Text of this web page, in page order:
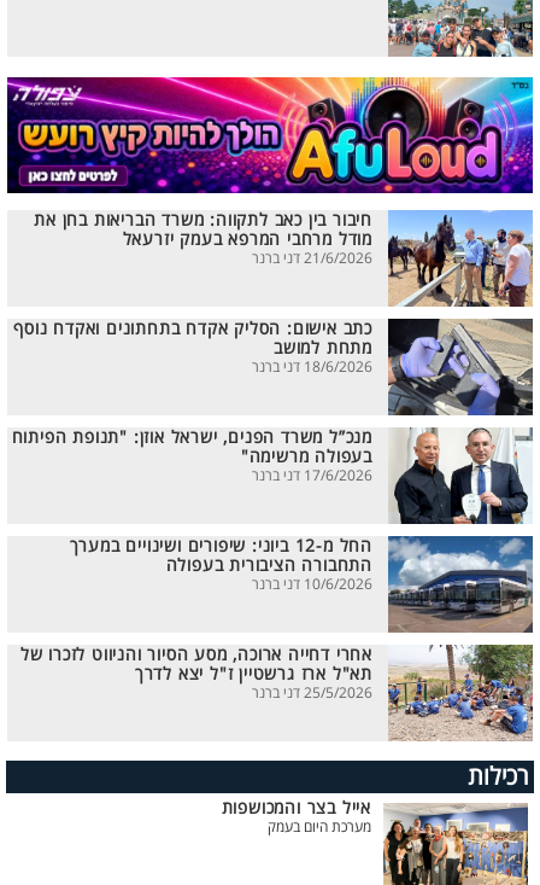
חיבור בין כאב לתקווה: משרד הבריאות בחן את
מודל מרחבי המרפא בעמק יזרעאל
21/6/2026 דני ברנר
כתב אישום: הסליק אקדח בתחתונים ואקדח נוסף
מתחת למושב
18/6/2026 דני ברנר
מנכ”ל משרד הפנים, ישראל אוזן: "תנופת הפיתוח
בעפולה מרשימה"
17/6/2026 דני ברנר
החל מ-12 ביוני: שיפורים ושינויים במערך
התחבורה הציבורית בעפולה
10/6/2026 דני ברנר
אחרי דחייה ארוכה, מסע הסיור והניווט לזכרו של
תא"ל ארז גרשטיין ז"ל יצא לדרך
25/5/2026 דני ברנר
רכילות
אייל בצר והמכושפות
מערכת היום בעמק